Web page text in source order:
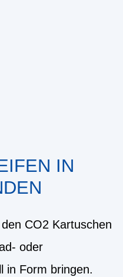
IN
CO2 Kartuschen
oder
in Form bringen.